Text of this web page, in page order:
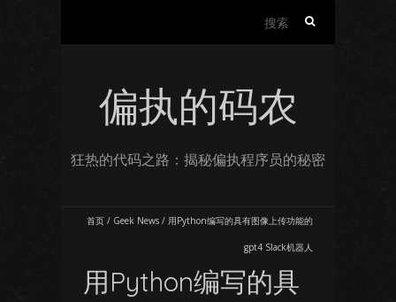
偏执的码农
狂热的代码之路：揭秘偏执程序员的秘密
首页 / Geek News / 用Python编写的具有图像上传功能的
gpt4 Slack机器人
用Python编写的具